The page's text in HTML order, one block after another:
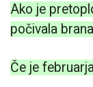
Ako je
počivala
Če je